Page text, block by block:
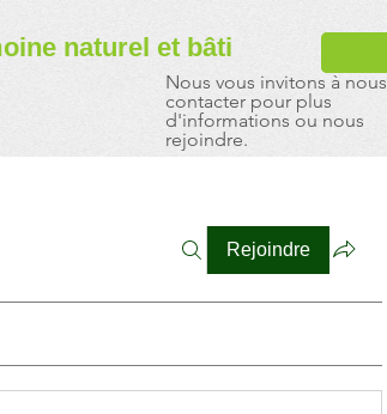
naturel et bâti
Nous vous invitons à nous
contacter pour plus
d'informations ou nous
rejoindre.
Rejoindre